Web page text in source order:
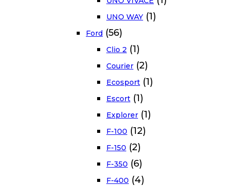
UNO WAY (1)
Ford (56)
Clio 2 (1)
Courier (2)
Ecosport (1)
Escort (1)
Explorer (1)
F-100 (12)
F-150 (2)
F-350 (6)
F-400 (4)